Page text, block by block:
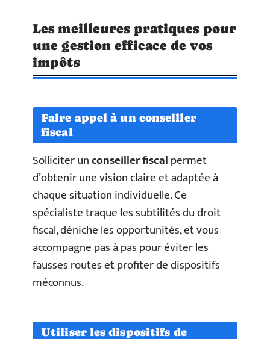
Les meilleures pratiques pour
une gestion efficace de vos
impôts
Faire appel à un conseiller
fiscal
Solliciter unconseiller fiscalpermet
d’obtenir une vision claire et adaptée à
chaque situation individuelle. Ce
spécialiste traque les subtilités du droit
fiscal, déniche les opportunités, et vous
accompagne pas à pas pour éviter les
fausses routes et profiter de dispositifs
méconnus.
Utiliser les dispositifs de